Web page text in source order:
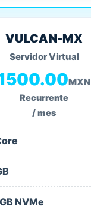
VULCAN-MX
Servidor Virtual
MXN
Recurrente
/ mes
NVMe